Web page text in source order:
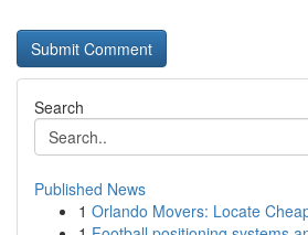
Search
Published News
1 Orlando Movers: Locate